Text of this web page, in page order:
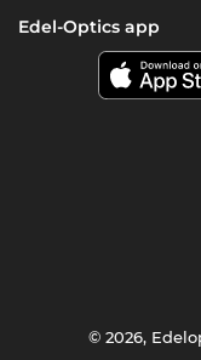
Edel-Optics app
© 2026,